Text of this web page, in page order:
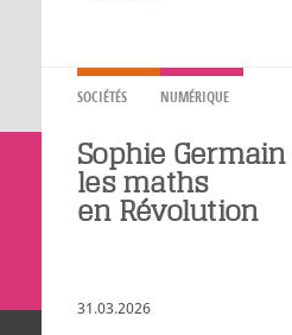
SOCIÉTÉS NUMÉRIQUE
Sophie Germain
les maths
en Révolution
31.03.2026